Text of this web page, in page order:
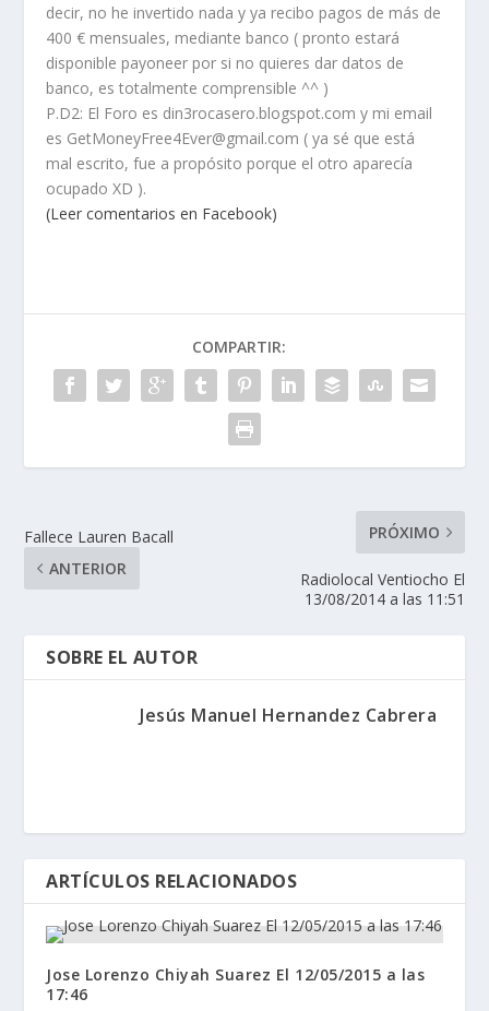
decir, no he invertido nada y ya recibo pagos de más de
400 € mensuales, mediante banco ( pronto estará
disponible payoneer por si no quieres dar datos de
banco, es totalmente comprensible ^^ )
P.D2: El Foro es din3rocasero.blogspot.com y mi email
es GetMoneyFree4Ever@gmail.com ( ya sé que está
mal escrito, fue a propósito porque el otro aparecía
ocupado XD ).
(Leer comentarios en Facebook)
COMPARTIR:
Fallece Lauren Bacall
ANTERIOR
PRÓXIMO
Radiolocal Ventiocho El
13/08/2014 a las 11:51
SOBRE EL AUTOR
Jesús Manuel Hernandez Cabrera
ARTÍCULOS RELACIONADOS
Jose Lorenzo Chiyah Suarez El 12/05/2015 a las
17:46